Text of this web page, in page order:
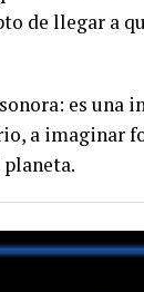
de llegar a
es una
a imaginar